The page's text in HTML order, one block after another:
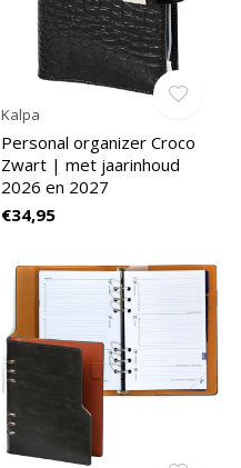
Kalpa
Personal organizer Croco
Zwart | met jaarinhoud
2026 en 2027
€34,95